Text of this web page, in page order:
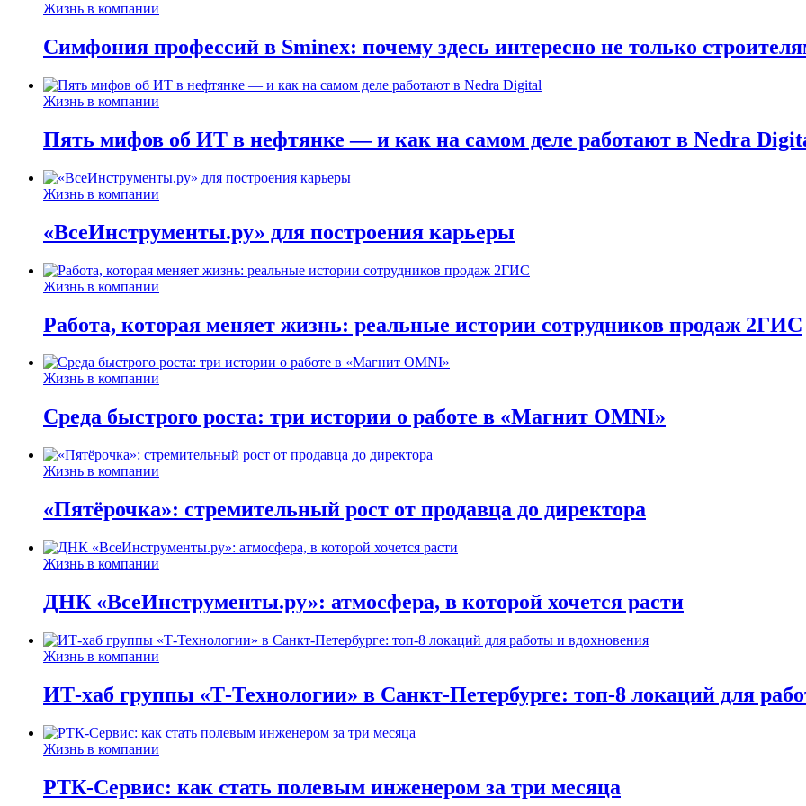
Жизнь в компании
Симфония профессий в Sminex: почему здесь интересно не только
Жизнь в компании
Пять мифов об ИТ в нефтянке — и как на самом деле работают в Nedra
Жизнь в компании
«ВсеИнструменты.ру» для построения карьеры
Жизнь в компании
Работа, которая меняет жизнь: реальные истории сотрудников продаж 2ГИС
Жизнь в компании
Среда быстрого роста: три истории о работе в «Магнит OMNI»
Жизнь в компании
«Пятёрочка»: стремительный рост от продавца до директора
Жизнь в компании
ДНК «ВсеИнструменты.ру»: атмосфера, в которой хочется расти
Жизнь в компании
ИТ-хаб группы «Т-Технологии» в Санкт-Петербурге: топ-8 локаций для
Жизнь в компании
РТК-Сервис: как стать полевым инженером за три месяца